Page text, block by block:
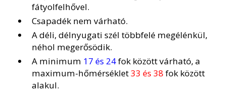
fátyolfelhővel.
Csapadék nem várható.
A déli, délnyugati szél többfelé megélénkül,
néhol megerősödik.
A minimum 17 és 24fok között várható, a
maximum-hőmérséklet33 és 38 fok között
alakul.